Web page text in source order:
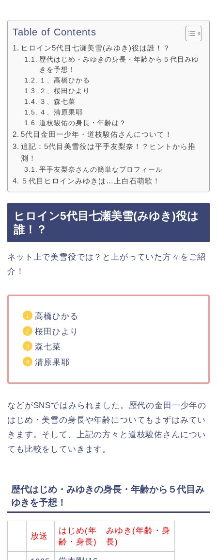
Table of Contents
ヒロイン5代目七瀬美雪(みゆき)役は誰！？
歴代はじめ・みゆきの身長・年齢から５代目みゆ
きを予想！
１、高橋ひかる
２、桜田ひより
３、森七菜
４、清原果耶
道枝駿佑の身長・年齢は？
5代目金田一少年・道枝駿佑さんについて！
追記：5代目美雪役は平手友梨奈！？ヒントから推
測！
平手友梨奈さんの簡単なプロフィール
５代目ヒロインみゆきは…上白石萌歌！
ヒロイン5代目七瀬美雪(みゆき)役は
誰！？
ネット上で美雪役では？と上がっていた方々をご紹
介！
高橋ひかる
桜田ひより
森七菜
清原果耶
などがSNSではみられました。歴代の金田一少年の
はじめ・美雪の身長や年齢についてもまずはみてい
きます。そして、上記の方々と道枝駿佑さんについ
ても比較をしていきます。
歴代はじめ・みゆきの身長・年齢から５代目み
ゆきを予想！
放送
はじめ(年
齢・身長)
みゆき(年齢・身
長)